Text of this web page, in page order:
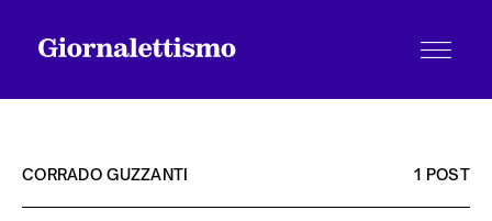
CORRADO GUZZANTI 1 POST